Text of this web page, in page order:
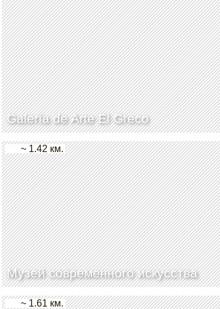
Galería de Arte El Greco
Музей современного искусства
~ 1.42 км.
~ 1.61 км.